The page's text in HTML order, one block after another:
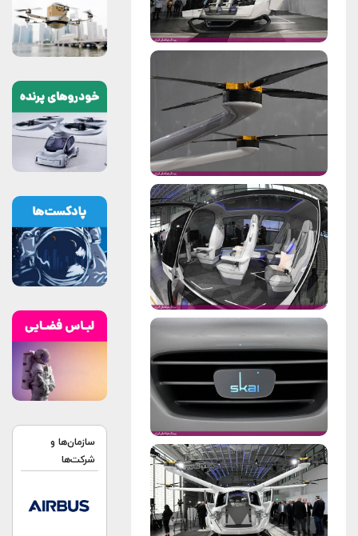
سازمان‌ها و
شرکت‌ها